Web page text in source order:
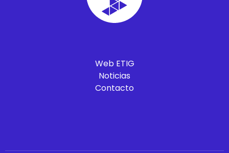
Web ETIG
Noticias
Contacto